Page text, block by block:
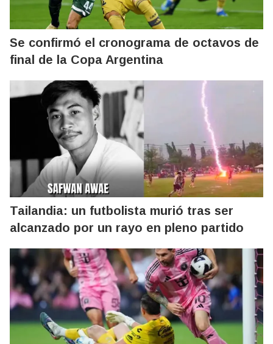
Se confirmó el cronograma de octavos de
final de la Copa Argentina
Tailandia: un futbolista murió tras ser
alcanzado por un rayo en pleno partido